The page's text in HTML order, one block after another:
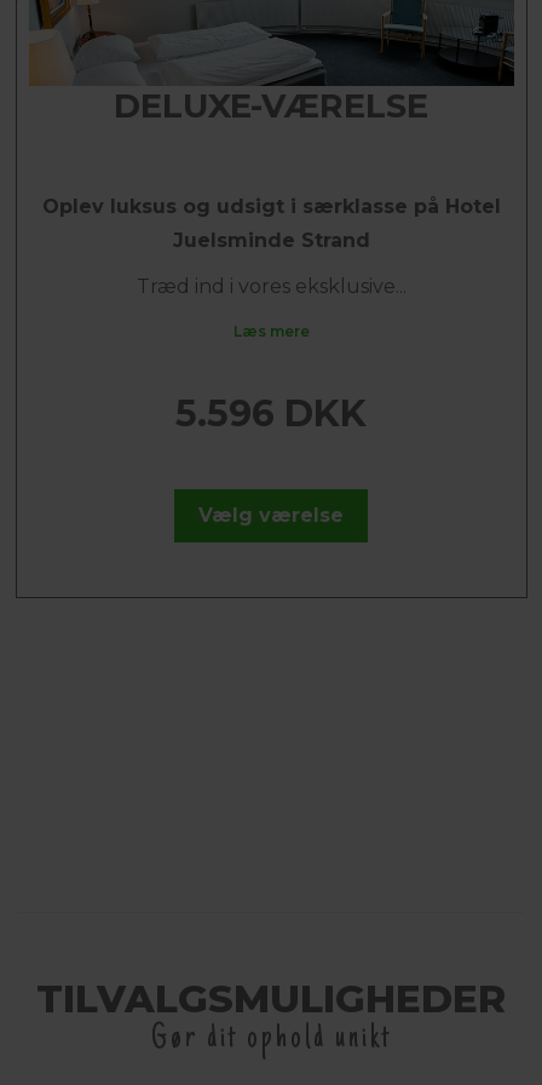
DELUXE-VÆRELSE
Oplev luksus og udsigt i særklasse på Hotel
Juelsminde Strand
Træd ind i vores eksklusive...
Læs mere
5.596 DKK
Vælg værelse
TILVALGSMULIGHEDER
Gør dit ophold unikt